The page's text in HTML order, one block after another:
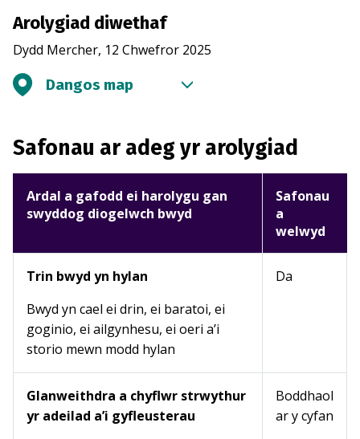
Arolygiad diwethaf
Dydd Mercher, 12 Chwefror 2025
Dangos map
Safonau ar adeg yr arolygiad
Ardal a gafodd ei harolygu gan
swyddog diogelwch bwyd
Safonau
a
welwyd
Trin bwyd yn hylan
Bwyd yn cael ei drin, ei baratoi, ei
goginio, ei ailgynhesu, ei oeri a’i
storio mewn modd hylan
Da
Glanweithdra a chyflwr strwythur
yr adeilad a’i gyfleusterau
Boddhaol
ar y cyfan